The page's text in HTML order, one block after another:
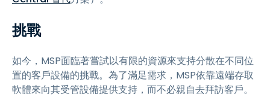
挑戰
如今，MSP面臨著嘗試以有限的資源來支持分散在不同位
置的客戶設備的挑戰。為了滿足需求，MSP依靠遠端存取
軟體來向其受管設備提供支持，而不必親自去拜訪客戶。